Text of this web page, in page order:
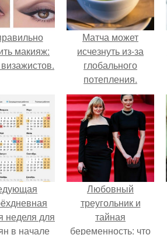
макияж:
Матча может
исчезнуть из-за
глобального
потепления.
неделя для
в начале
Любовный
треугольник и
тайная
беременность: что